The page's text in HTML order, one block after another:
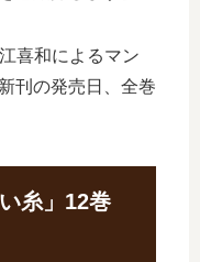
喜和によるマン
刊の発売日、全巻
糸」12巻